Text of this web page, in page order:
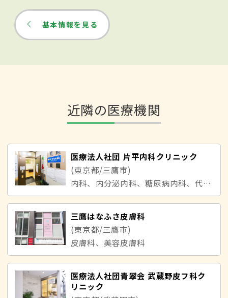
基本情報を見る
近隣の医療機関
医療法人社団 片平内科クリニック
(東京都/三鷹市)
内科、内分泌内科、糖尿病内科、代謝内科
三鷹はなふさ皮膚科
(東京都/三鷹市)
皮膚科、美容皮膚科
医療法人社団青翠会 武蔵野皮フ科ク
リニック